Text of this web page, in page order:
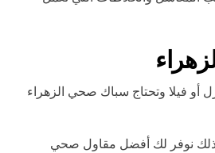
أو فيلا وتحتاج سباك صحي الزهراء
لذلك نوفر لك أفضل مقاول صحي